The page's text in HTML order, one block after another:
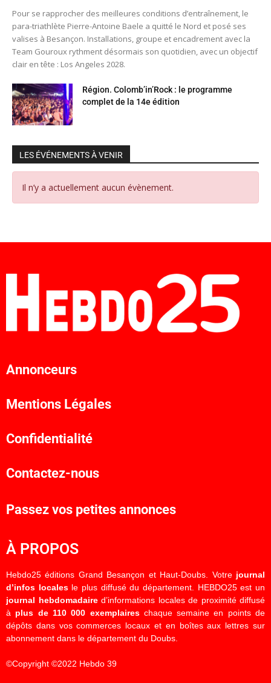
Pour se rapprocher des meilleures conditions d’entraînement, le
para-triathlète Pierre-Antoine Baele a quitté le Nord et posé ses
valises à Besançon. Installations, groupe et encadrement avec la
Team Gouroux rythment désormais son quotidien, avec un objectif
clair en tête : Los Angeles 2028.
Région. Colomb’in’Rock : le programme
complet de la 14e édition
LES ÉVÉNEMENTS À VENIR
Il n’y a actuellement aucun évènement.
Annonceurs
Mentions Légales
Confidentialité
Contactez-nous
Passez vos petites annonces
À PROPOS
Hebdo25 éditions Grand Besançon et Haut-Doubs. Votre journal
d’infos localesle plus diffusé du département. HEBDO25 est un
journal hebdomadaired’informations locales de proximité diffusé
à plus de 110 000 exemplaireschaque semaine en points de
dépôts dans vos commerces locaux et en boîtes aux lettres sur
abonnement dans le département du Doubs.
©Copyright ©2022 Hebdo 39